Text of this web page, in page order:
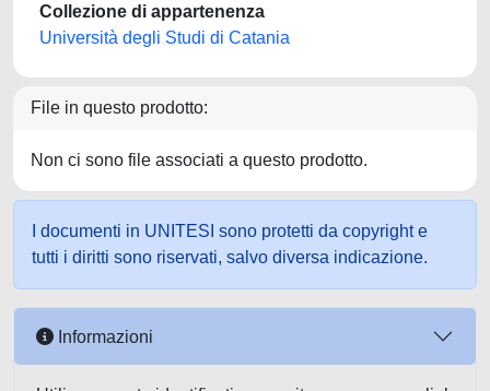
Collezione di appartenenza
Università degli Studi di Catania
File in questo prodotto:
Non ci sono file associati a questo prodotto.
I documenti in UNITESI sono protetti da copyright e
tutti i diritti sono riservati, salvo diversa indicazione.
Informazioni